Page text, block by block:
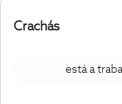
Crachás
está a